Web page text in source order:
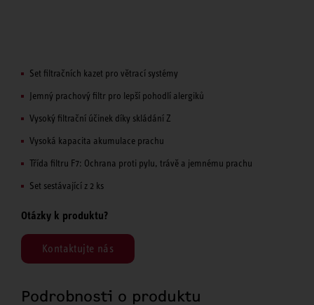
Set filtračních kazet pro větrací systémy
Jemný prachový filtr pro lepší pohodlí alergiků
Vysoký filtrační účinek díky skládání Z
Vysoká kapacita akumulace prachu
Třída filtru F7: Ochrana proti pylu, trávě a jemnému prachu
Set sestávající z 2 ks
Otázky k produktu?
Kontaktujte nás
Podrobnosti o produktu